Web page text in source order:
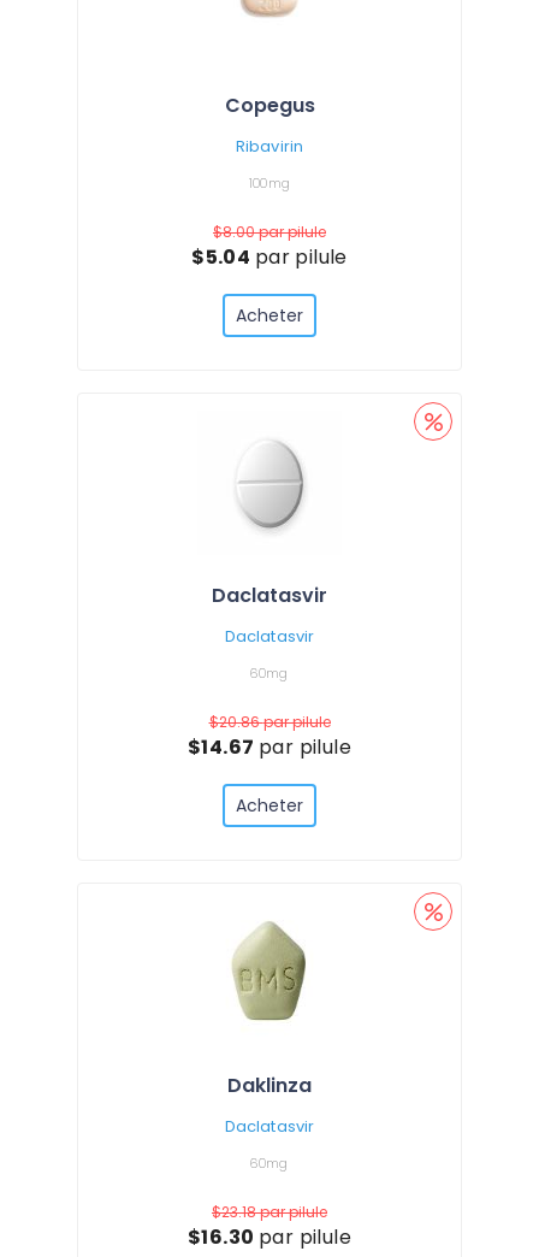
Copegus
Ribavirin
100mg
$8.00par pilule
$5.04 par pilule
Acheter
Daclatasvir
Daclatasvir
60mg
$20.86par pilule
$14.67 par pilule
Acheter
Daklinza
Daclatasvir
60mg
$23.18par pilule
$16.30 par pilule